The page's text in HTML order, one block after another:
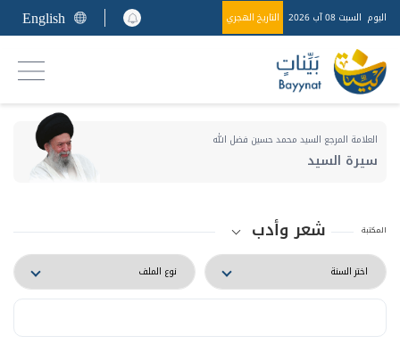
اليوم السبت 08 آب 2026 التاريخ الهجري English
العلامة المرجع السيد محمد حسين فضل الله
سيرة السيد
المكتبة شعر وأدب